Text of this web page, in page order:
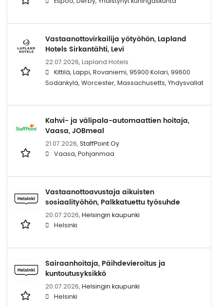
Vastaanottovirkailija yötyöhön, Lapland
Hotels Sirkantähti, Levi
22.07.2026, Lapland Hotels
Kittilä, Lappi, Rovaniemi, 95900 Kolari, 99600
Sodankylä, Worcester, Massachusetts, Yhdysvallat
Kahvi- ja välipala-automaattien hoitaja,
Vaasa, JOBmeal
21.07.2026, StaffPoint Oy
Vaasa, Pohjanmaa
Vastaanottoavustaja aikuisten
sosiaalityöhön, Palkkatuettu työsuhde
20.07.2026, Helsingin kaupunki
Helsinki
Sairaanhoitaja, Päihdevieroitus ja
kuntoutusyksikkö
20.07.2026, Helsingin kaupunki
Helsinki